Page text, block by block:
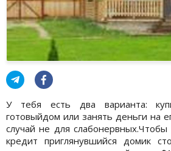
У тебя есть два варианта:
готовыйдом или занять деньги на
случай не для
кредит приглянувшийся домик